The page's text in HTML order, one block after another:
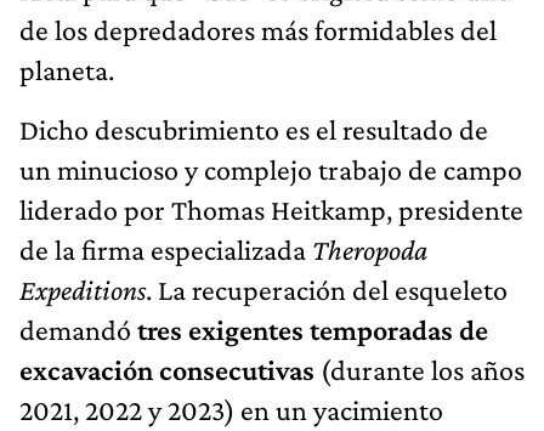
de los depredadores más formidables del
planeta.
Dicho descubrimiento es el resultado de
un minucioso y complejo trabajo de campo
liderado por Thomas Heitkamp, presidente
de la firma especializada Theropoda
Expeditions. La recuperación del esqueleto
demandó tres exigentes temporadas de
excavación consecutivas (durante los años
2021, 2022 y 2023) en un yacimiento